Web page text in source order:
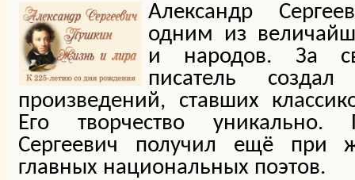
Александр
одним из
и народов. За
писатель
произведений, ставших
Его творчество уникально.
Сергеевич получил ещё при
главных национальных поэтов.